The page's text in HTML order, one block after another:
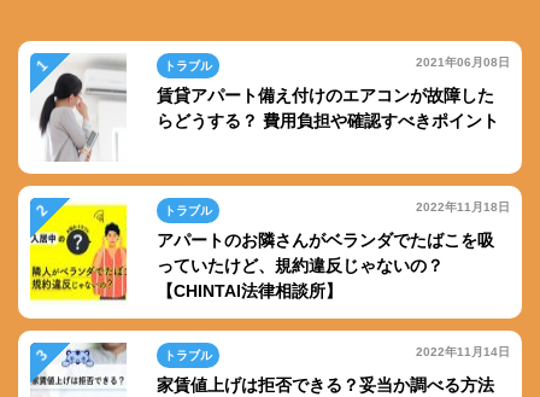
トラブル 2021年06月08日
賃貸アパート備え付けのエアコンが故障した
らどうする？ 費用負担や確認すべきポイント
トラブル 2022年11月18日
アパートのお隣さんがベランダでたばこを吸
っていたけど、規約違反じゃないの？
【CHINTAI法律相談所】
トラブル 2022年11月14日
家賃値上げは拒否できる？妥当か調べる方法